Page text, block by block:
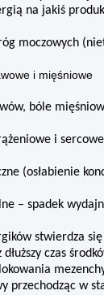
na jakiś
moczowych
i mięśniowe
bóle
i
(osłabienie
– spadek
stwierdza się
czas
przechodząc w